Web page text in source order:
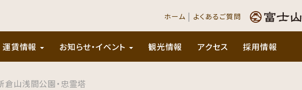
ホーム | よくあるご質問
運賃情報 お知らせ・イベント 観光情報 アクセス 採用情報
倉山浅間公園・忠霊塔